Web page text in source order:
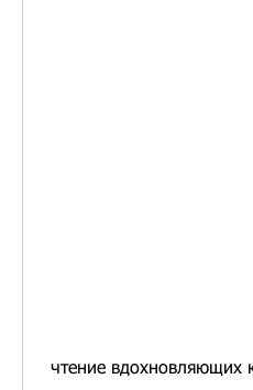
чтение вдохновляющих